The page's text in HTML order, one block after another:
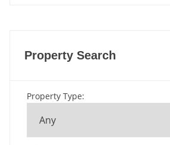
Property Search
Property Type: